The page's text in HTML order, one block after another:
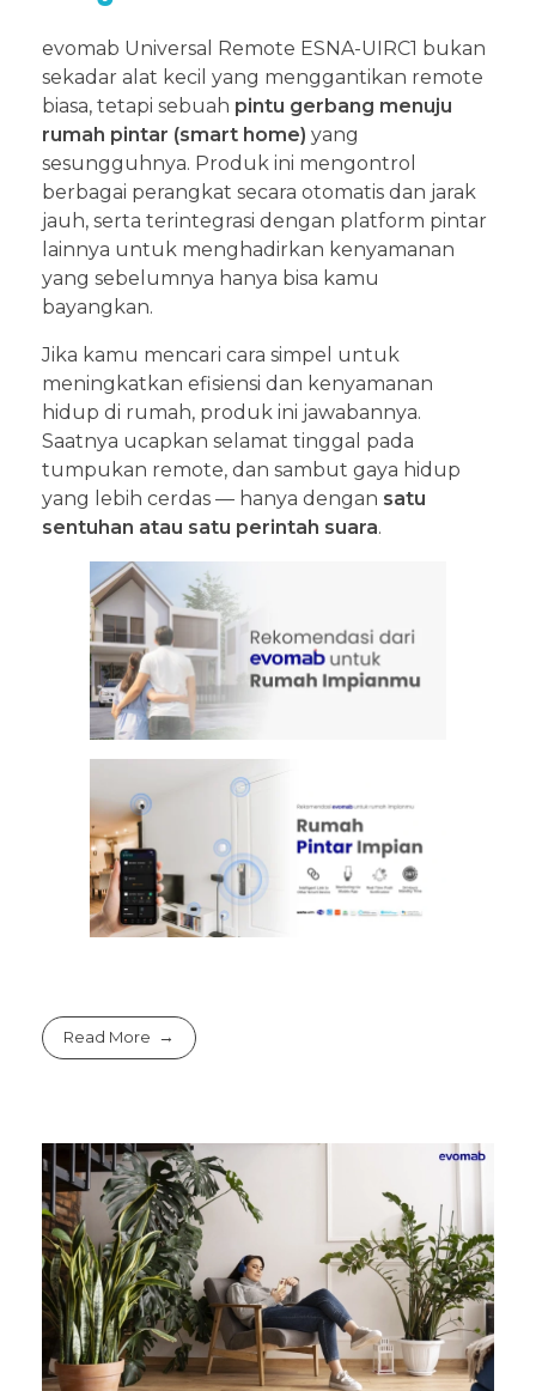
evomab Universal Remote ESNA-UIRC1 bukan
sekadar alat kecil yang menggantikan remote
biasa, tetapi sebuah pintu gerbang menuju
rumah pintar (smart home) yang
sesungguhnya. Produk ini mengontrol
berbagai perangkat secara otomatis dan jarak
jauh, serta terintegrasi dengan platform pintar
lainnya untuk menghadirkan kenyamanan
yang sebelumnya hanya bisa kamu
bayangkan.
Jika kamu mencari cara simpel untuk
meningkatkan efisiensi dan kenyamanan
hidup di rumah, produk ini jawabannya.
Saatnya ucapkan selamat tinggal pada
tumpukan remote, dan sambut gaya hidup
yang lebih cerdas — hanya dengan satu
sentuhan atau satu perintah suara.
Read More